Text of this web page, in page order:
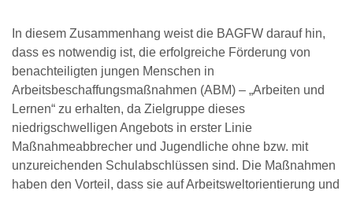
In diesem Zusammenhang weist die BAGFW darauf hin,
dass es notwendig ist, die erfolgreiche Förderung von
benachteiligten jungen Menschen in
Arbeitsbeschaffungsmaßnahmen (ABM) – „Arbeiten und
Lernen“ zu erhalten, da Zielgruppe dieses
niedrigschwelligen Angebots in erster Linie
Maßnahmeabbrecher und Jugendliche ohne bzw. mit
unzureichenden Schulabschlüssen sind. Die Maßnahmen
haben den Vorteil, dass sie auf Arbeitsweltorientierung und